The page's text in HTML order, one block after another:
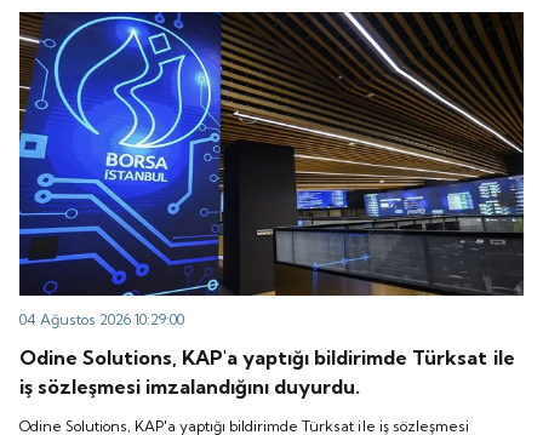
04 Ağustos 2026 10:29:00
Odine Solutions, KAP'a yaptığı bildirimde Türksat ile
iş sözleşmesi imzalandığını duyurdu.
Odine Solutions, KAP'a yaptığı bildirimde Türksat ile iş sözleşmesi